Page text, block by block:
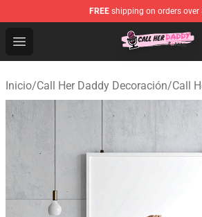
FREE shipping on orders over
Open menu
Call Her Daddy Store - Official
Inicio/Call Her Daddy Decoración/Call